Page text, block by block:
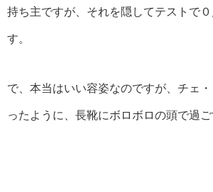
持ち主ですが、それを隠してテストで
す。
で、本当はいい容姿なのですが、チェ
ったように、長靴にボロボロの頭で過